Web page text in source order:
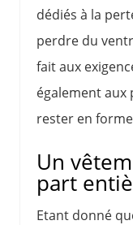
dédiés à la
perdre du
fait aux
également aux
rester en
Un
part
Etant donné